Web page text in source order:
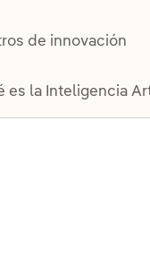
de innovación
es la Inteligencia